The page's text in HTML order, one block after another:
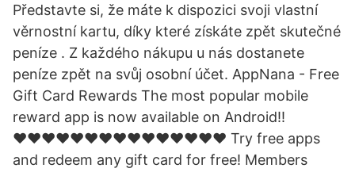
Představte si, že máte k dispozici svoji vlastní
věrnostní kartu, díky které získáte zpět skutečné
peníze . Z každého nákupu u nás dostanete
peníze zpět na svůj osobní účet. AppNana - Free
Gift Card Rewards The most popular mobile
reward app is now available on Android!!
♥♥♥♥♥♥♥♥♥♥♥♥♥♥♥ Try free apps
and redeem any gift card for free! Members